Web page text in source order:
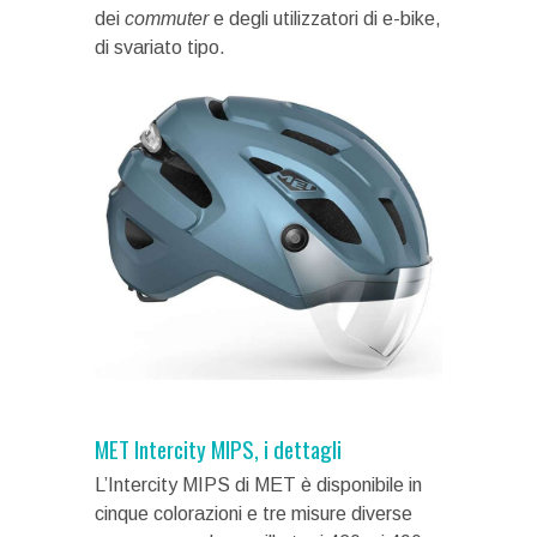
dei commutere degli utilizzatori di e-bike,
di svariato tipo.
MET Intercity MIPS, i dettagli
L’Intercity MIPS di MET è disponibile in
cinque colorazioni e tre misure diverse